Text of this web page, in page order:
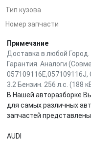
Тип кузова
Номер запчасти
Примечание
Доставка в любой
Гарантия. Аналоги
057109116E,057109116J,
3.2 Бензин. 256 л.с. (188
В Нашей авторазборке
для самых различных
запчастей
AUDI